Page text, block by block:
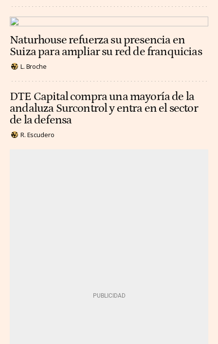
Naturhouse refuerza su presencia en
Suiza para ampliar su red de franquicias
L. Broche
DTE Capital compra una mayoría de la
andaluza Surcontrol y entra en el sector
de la defensa
R. Escudero